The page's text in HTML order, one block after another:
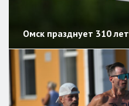
Омск празднует 310 лет